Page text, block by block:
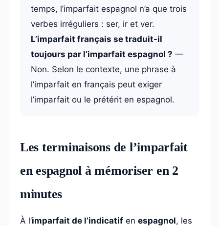
temps, l’imparfait espagnol n’a que trois
verbes irréguliers : ser, ir et ver.
L’imparfait français se traduit-il
toujours par l’imparfait espagnol ? —
Non. Selon le contexte, une phrase à
l’imparfait en français peut exiger
l’imparfait ou le prétérit en espagnol.
Les terminaisons de l’imparfait
en espagnol à mémoriser en 2
minutes
À l’imparfait de l’indicatif en espagnol, les